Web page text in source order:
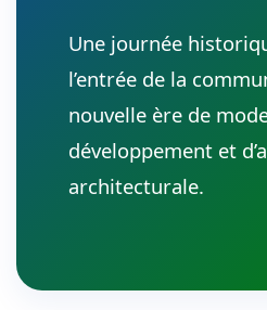
Une journée
l’entrée de la
nouvelle ère de
développement et
architecturale.